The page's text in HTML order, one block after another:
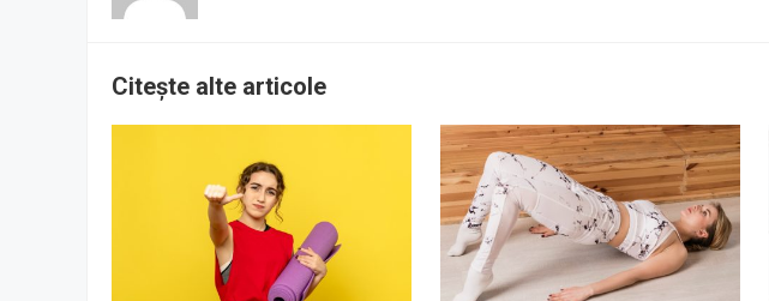
Citește alte articole